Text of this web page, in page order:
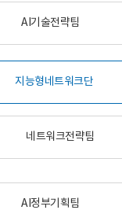
AI기술전략팀
지능형네트워크단
네트워크전략팀
AI정부기획팀